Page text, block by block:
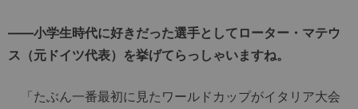
――小学生時代に好きだった選手としてローター・マテウ
ス（元ドイツ代表）を挙げてらっしゃいますね。
「たぶん一番最初に見たワールドカップがイタリア大会